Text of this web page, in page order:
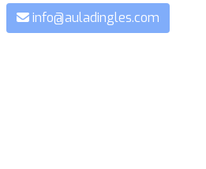
info@auladingles.com